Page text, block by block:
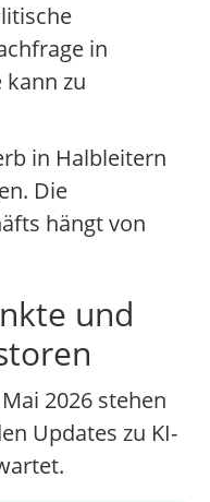
in
zu
in Halbleitern
Die
hängt von
und
2026 stehen
Updates zu KI-